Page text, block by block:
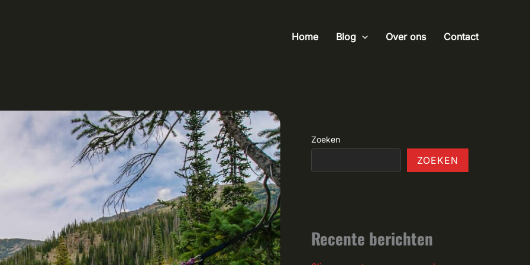
Home Blog Over ons Contact
Zoeken
ZOEKEN
Recente berichten